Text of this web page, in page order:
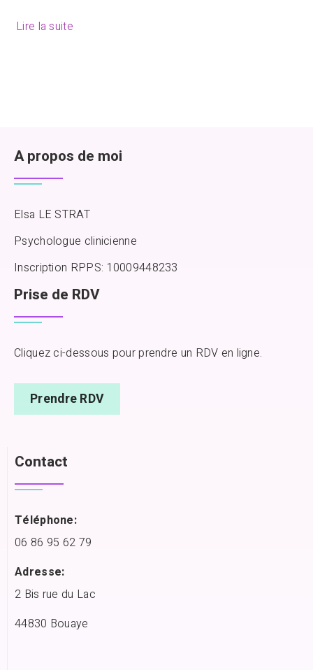
Lire la suite
A propos de moi
Elsa LE STRAT
Psychologue clinicienne
Inscription RPPS: 10009448233
Prise de RDV
Cliquez ci-dessous pour prendre un RDV en ligne.
Prendre RDV
Contact
Téléphone:
06 86 95 62 79
Adresse:
2 Bis rue du Lac
44830 Bouaye